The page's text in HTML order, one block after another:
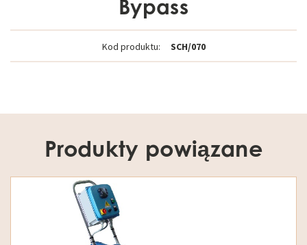
Bypass
Kod produktu: SCH/070
Produkty powiązane